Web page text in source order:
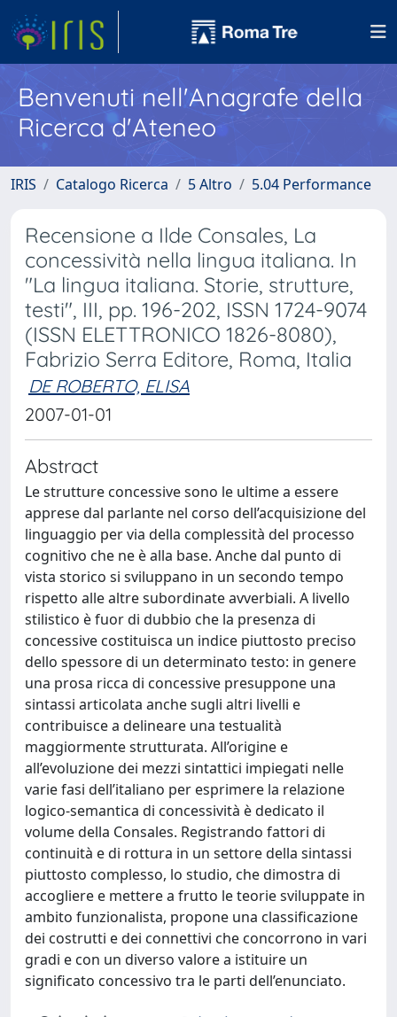
Benvenuti nell'Anagrafe della
Ricerca d'Ateneo
IRIS Catalogo Ricerca 5 Altro 5.04 Performance
Recensione a Ilde Consales, La
concessività nella lingua italiana. In
"La lingua italiana. Storie, strutture,
testi", III, pp. 196-202, ISSN 1724-9074
(ISSN ELETTRONICO 1826-8080),
Fabrizio Serra Editore, Roma, Italia
DE ROBERTO, ELISA
2007-01-01
Abstract
Le strutture concessive sono le ultime a essere
apprese dal parlante nel corso dell’acquisizione del
linguaggio per via della complessità del processo
cognitivo che ne è alla base. Anche dal punto di
vista storico si sviluppano in un secondo tempo
rispetto alle altre subordinate avverbiali. A livello
stilistico è fuor di dubbio che la presenza di
concessive costituisca un indice piuttosto preciso
dello spessore di un determinato testo: in genere
una prosa ricca di concessive presuppone una
sintassi articolata anche sugli altri livelli e
contribuisce a delineare una testualità
maggiormente strutturata. All’origine e
all’evoluzione dei mezzi sintattici impiegati nelle
varie fasi dell’italiano per esprimere la relazione
logico-semantica di concessività è dedicato il
volume della Consales. Registrando fattori di
continuità e di rottura in un settore della sintassi
piuttosto complesso, lo studio, che dimostra di
accogliere e mettere a frutto le teorie sviluppate in
ambito funzionalista, propone una classificazione
dei costrutti e dei connettivi che concorrono in vari
gradi e con un diverso valore a istituire un
significato concessivo tra le parti dell’enunciato.